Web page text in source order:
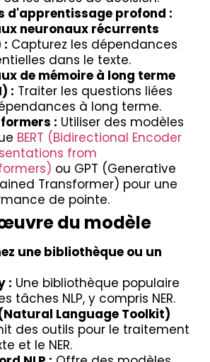
d'apprentissage profond :
neuronaux récurrents
: Capturez les dépendances
dans le texte.
de mémoire à long terme
: Traiter les questions liées
à long terme.
: Utiliser des modèles
BERT (Bidirectional Encoder
from
ou GPT (Generative
Transformer) pour une
de pointe.
du modèle
une bibliothèque ou un
: Une bibliothèque populaire
tâches NLP, y compris NER.
(Natural Language Toolkit)
des outils pour le traitement
et le NER.